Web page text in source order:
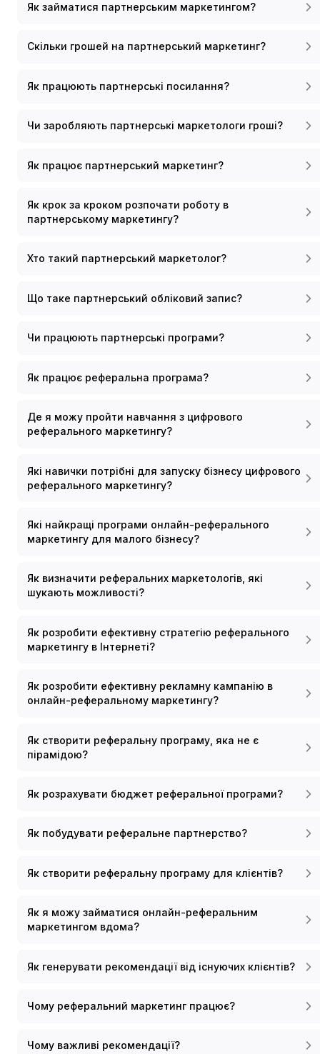
Як займатися партнерським маркетингом?
Скільки грошей на партнерський маркетинг?
Як працюють партнерські посилання?
Чи заробляють партнерські маркетологи гроші?
Як працює партнерський маркетинг?
Як крок за кроком розпочати роботу в
партнерському маркетингу?
Хто такий партнерський маркетолог?
Що таке партнерський обліковий запис?
Чи працюють партнерські програми?
Як працює реферальна програма?
Де я можу пройти навчання з цифрового
реферального маркетингу?
Які навички потрібні для запуску бізнесу цифрового
реферального маркетингу?
Які найкращі програми онлайн-реферального
маркетингу для малого бізнесу?
Як визначити реферальних маркетологів, які
шукають можливості?
Як розробити ефективну стратегію реферального
маркетингу в Інтернеті?
Як розробити ефективну рекламну кампанію в
онлайн-реферальному маркетингу?
Як створити реферальну програму, яка не є
пірамідою?
Як розрахувати бюджет реферальної програми?
Як побудувати реферальне партнерство?
Як створити реферальну програму для клієнтів?
Як я можу займатися онлайн-реферальним
маркетингом вдома?
Як генерувати рекомендації від існуючих клієнтів?
Чому реферальний маркетинг працює?
Чому важливі рекомендації?